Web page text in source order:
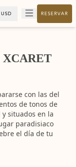
USD RESERVAR
XCARET
con las del
de tonos de
situados en la
paradisiaco
el día de tu